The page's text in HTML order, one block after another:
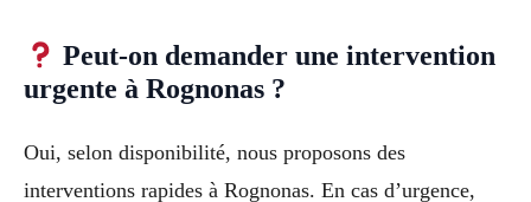
Peut-on demander une intervention
urgente à Rognonas ?
Oui, selon disponibilité, nous proposons des
interventions rapides à Rognonas. En cas d’urgence,